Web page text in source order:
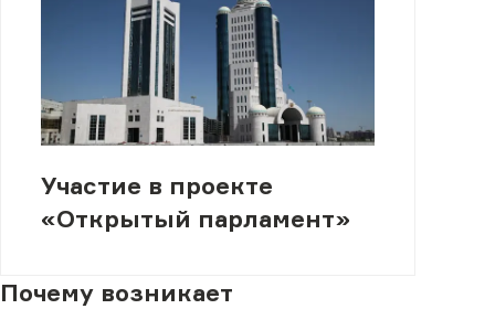
Участие в проекте
«Открытый парламент»
Почему возникает